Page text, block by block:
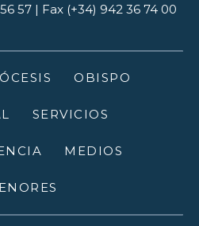
57 | Fax (+34) 942 36 74 00
OBISPO
SERVICIOS
MEDIOS